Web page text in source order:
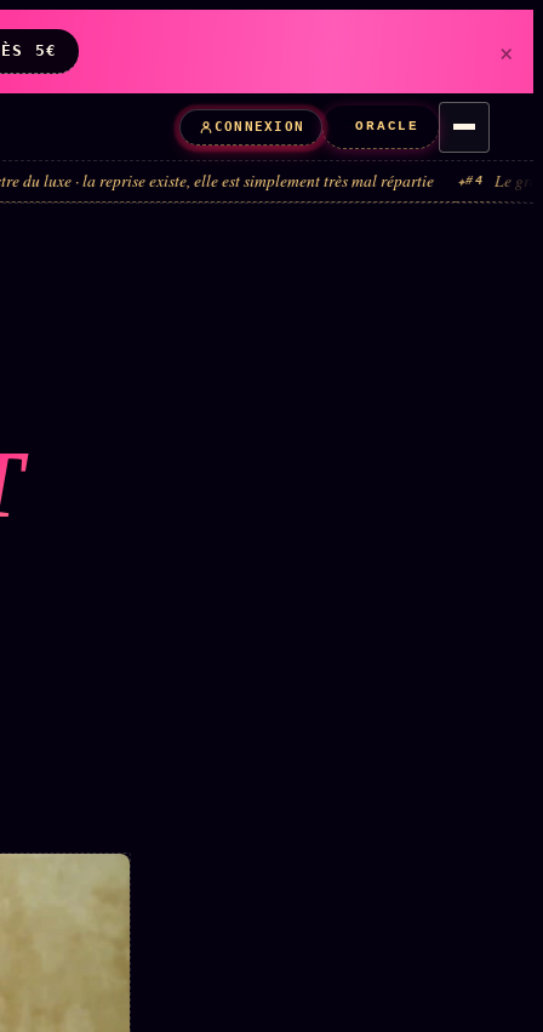
5€ ×
CONNEXION ORACLE
reprise existe, elle est simplement très mal répartie #4 Le grand tour de